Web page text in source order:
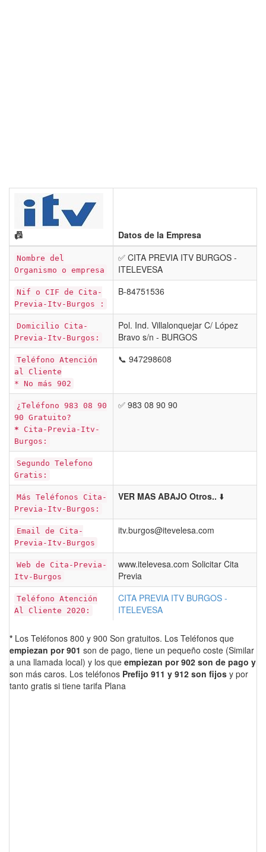
📠 Datos de la Empresa
Nombre del
Organismo o empresa
✅ CITA PREVIA ITV BURGOS -
ITELEVESA
Nif o CIF de Cita-
Previa-Itv-Burgos :
B-84751536
Domicilio Cita-
Previa-Itv-Burgos:
Pol. Ind. Villalonquejar C/ López
Bravo s/n - BURGOS
Teléfono Atención
al Cliente
* No más 902
📞 947298608
¿Teléfono 983 08 90
90 Gratuito?
* Cita-Previa-Itv-
Burgos:
✅ 983 08 90 90
Segundo Telefono
Gratis:
Más Teléfonos Cita-
Previa-Itv-Burgos:
VER MAS ABAJO Otros.. ⬇️
Email de Cita-
Previa-Itv-Burgos
itv.burgos@itevelesa.com
Web de Cita-Previa-
Itv-Burgos
www.itelevesa.com Solicitar Cita
Previa
Teléfono Atención
Al Cliente 2020:
CITA PREVIA ITV BURGOS -
ITELEVESA
* Los Teléfonos 800 y 900 Son gratuitos. Los Teléfonos que
empiezan por 901 son de pago, tiene un pequeño coste (Similar
a una llamada local) y los que empiezan por 902 son de pago y
son más caros. Los teléfonos Prefijo 911 y 912 son fijos y por
tanto gratis si tiene tarifa Plana